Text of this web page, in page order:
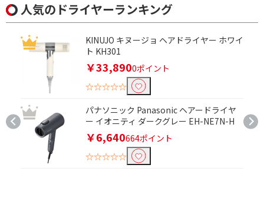
人気のドライヤーランキング
KINUJO キヌージョ ヘアドライヤー ホワイ
ト KH301
￥33,8900ポイント
☆☆☆☆☆
パナソニック Panasonic ヘアードライヤ
ー イオニティ ダークグレー EH-NE7N-H
￥6,640664ポイント
☆☆☆☆☆